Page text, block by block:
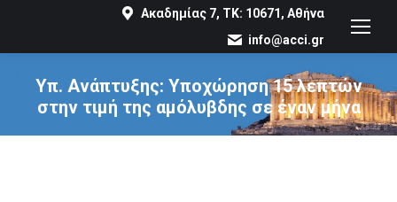
Ακαδημίας 7, ΤΚ: 10671, Αθήνα
info@acci.gr
Υπ. Ανάπτυξης: Υποχώρηση 15 λεπτών
στην τιμή της αμόλυβδης σε έναν μήνα
You are here: